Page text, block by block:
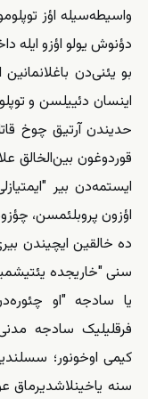
واسیطه‌سیله اؤز
دؤنوش یولو اؤزو ایله
بو یئنی‌دن
اینسان دئییلسن و
حدیندن آرتیق چوخ‌
قوردوغون بین‌الخالق
ایستمه‌دن بیر
اؤزون پروبلئمسن،
ده خالقین ایچیندن
سنی "خاریجده
یا سادجه "او
فرقلیلیک سادجه
کیمی اوخونور؛
سنه یاخینلاشدیرماق